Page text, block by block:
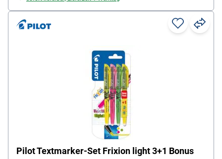
Pilot Textmarker-Set Frixion light 3+1 Bonus